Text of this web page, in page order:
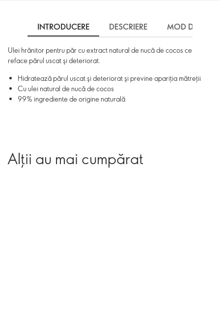
INTRODUCERE DESCRIERE MOD DE
Ulei hrănitor pentru păr cu extract natural de nucă de cocos ce
reface părul uscat şi deteriorat.
Hidratează părul uscat şi deteriorat şi previne apariţia mătreţii
Cu ulei natural de nucă de cocos
99% ingrediente de origine naturală
Alții au mai cumpărat